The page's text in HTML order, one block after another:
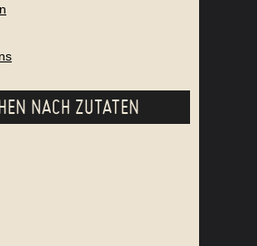
NACH ZUTATEN